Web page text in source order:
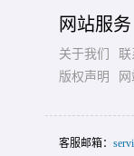
网站服务
关于我们 联
版权声明
客服邮箱：